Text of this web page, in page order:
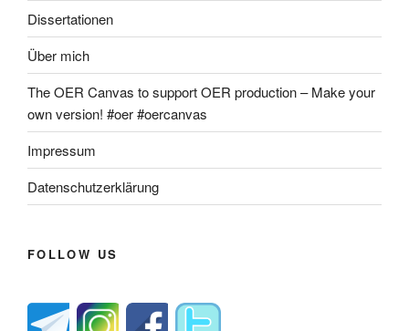
Dissertationen
Über mich
The OER Canvas to support OER production – Make your
own version! #oer #oercanvas
Impressum
Datenschutzerklärung
FOLLOW US